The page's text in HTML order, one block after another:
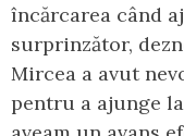
încărcarea când
surprinzător,
Mircea a avut
pentru a ajunge